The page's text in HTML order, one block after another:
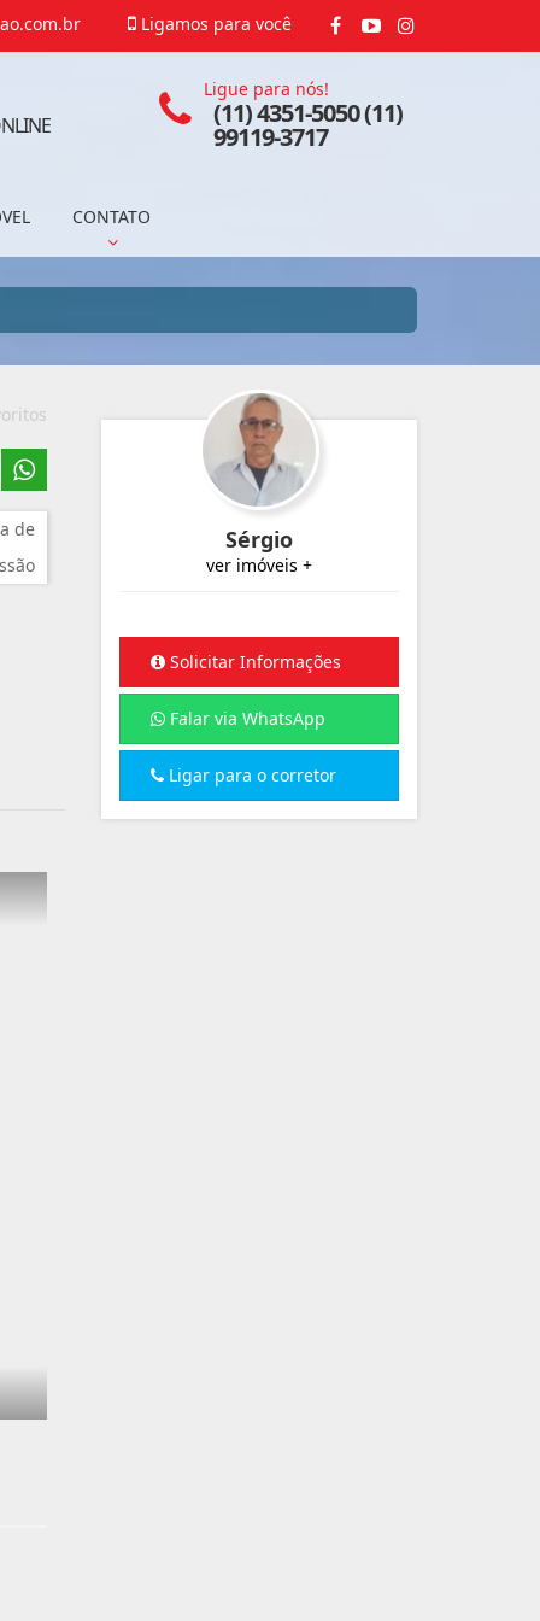
Ligamos para você
CONTATO
Ligue para nós!
(11) 4351-5050 (11)
99119-3717
de
Sérgio
ver imóveis +
Solicitar Informações
Falar via WhatsApp
Ligar para o corretor